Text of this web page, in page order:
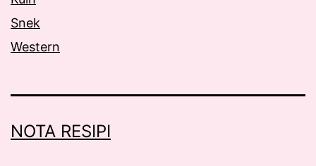
Snek
Western
NOTA RESIPI